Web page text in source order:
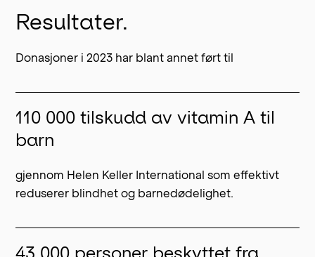
Resultater.
Donasjoner i 2023 har blant annet ført til
110 000 tilskudd av vitamin A til
barn
gjennom Helen Keller International som effektivt
reduserer blindhet og barnedødelighet.